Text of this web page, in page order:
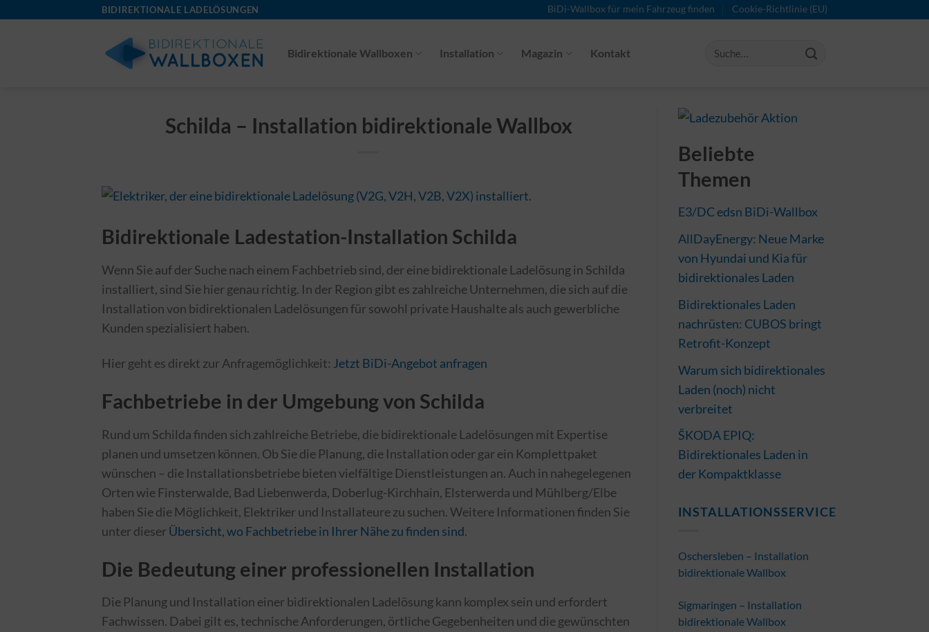
BIDIREKTIONALE LADELÖSUNGEN BiDi-Wallbox für mein Fahrzeug finden Cookie-Richtlinie (EU)
Bidirektionale Wallboxen Installation Magazin Kontakt
Schilda – Installation bidirektionale Wallbox
Bidirektionale Ladestation-Installation Schilda
Wenn Sie auf der Suche nach einem Fachbetrieb sind, der eine bidirektionale Ladelösung in Schilda
installiert, sind Sie hier genau richtig. In der Region gibt es zahlreiche Unternehmen, die sich auf die
Installation von bidirektionalen Ladelösungen für sowohl private Haushalte als auch gewerbliche
Kunden spezialisiert haben.
Hier geht es direkt zur Anfragemöglichkeit: Jetzt BiDi-Angebot anfragen
Fachbetriebe in der Umgebung von Schilda
Rund um Schilda finden sich zahlreiche Betriebe, die bidirektionale Ladelösungen mit Expertise
planen und umsetzen können. Ob Sie die Planung, die Installation oder gar ein Komplettpaket
wünschen – die Installationsbetriebe bieten vielfältige Dienstleistungen an. Auch in nahegelegenen
Orten wie Finsterwalde, Bad Liebenwerda, Doberlug-Kirchhain, Elsterwerda und Mühlberg/Elbe
haben Sie die Möglichkeit, Elektriker und Installateure zu suchen. Weitere Informationen finden Sie
unter dieserÜbersicht, wo Fachbetriebe in Ihrer Nähe zu finden sind.
Die Bedeutung einer professionellen Installation
Die Planung und Installation einer bidirektionalen Ladelösung kann komplex sein und erfordert
Fachwissen. Dabei gilt es, technische Anforderungen, örtliche Gegebenheiten und die gewünschten
Beliebte
Themen
E3/DC edsn BiDi-Wallbox
AllDayEnergy: Neue Marke
von Hyundai und Kia für
bidirektionales Laden
Bidirektionales Laden
nachrüsten: CUBOS bringt
Retrofit-Konzept
Warum sich bidirektionales
Laden (noch) nicht
verbreitet
ŠKODA EPIQ:
Bidirektionales Laden in
der Kompaktklasse
INSTALLATIONSSERVICE
Oschersleben – Installation
bidirektionale Wallbox
Sigmaringen – Installation
bidirektionale Wallbox